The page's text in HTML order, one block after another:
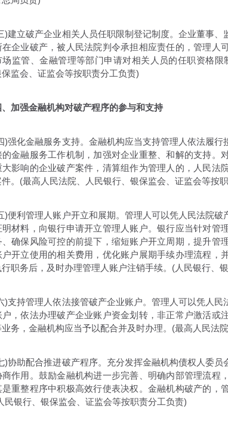
立破产企业相关人员任职限制登记制度。企业董事、
在企业破产，被人民法院判令承担相应责任的，管理人
场监管、金融管理等部门申请对相关人员的任职资格
保监会、证监会等按职责分工负责)
、加强金融机构对破产程序的参与和支持
化金融服务支持。金融机构应当支持管理人依法履行
的金融服务工作机制，加强对企业重整、和解的支持。
大影响的企业破产案件，清算组作为管理人的，人民法
。(最高人民法院、人民银行、银保监会、证监会等按
利管理人账户开立和展期。管理人可以凭人民法院破
明材料，向银行申请开立管理人账户。银行应当针对管
、确保风险可控的前提下，缩短账户开立周期，提升管
户开立使用的相关费用，优化账户展期手续办理流程，
职务后，及时办理管理人账户注销手续。(人民银行、
持管理人依法接管破产企业账户。管理人可以凭人民
户，依法办理破产企业账户资金划转，非正常户激活或
务，金融机构应当予以配合并及时办理。(最高人民法
助配合推进破产程序。充分发挥金融机构债权人委员
商作用。鼓励金融机构进一步完善、明确内部管理流程
是重整程序中积极高效行使表决权。金融机构破产的，
民银行、银保监会、证监会等按职责分工负责)